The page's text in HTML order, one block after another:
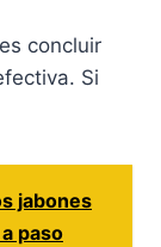
concluir
Si
jabones
paso